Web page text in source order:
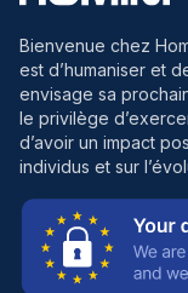
Bienvenue chez
est d’humaniser et
envisage sa
le privilège
d’avoir un impact
individus et sur